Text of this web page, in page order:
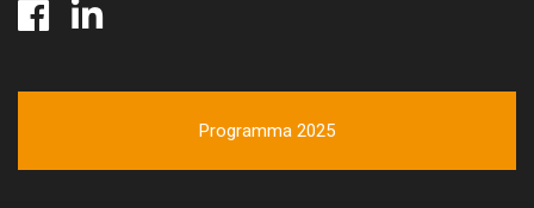
Programma 2025